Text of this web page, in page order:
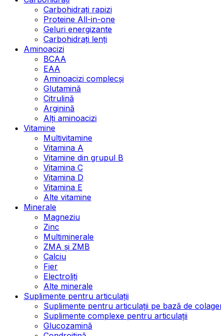
Carbohidrați rapizi
Proteine All-in-one
Geluri energizante
Carbohidrați lenți
Aminoacizi
BCAA
EAA
Aminoacizi complecși
Glutamină
Citrulină
Arginină
Alți aminoacizi
Vitamine
Multivitamine
Vitamina A
Vitamine din grupul B
Vitamina C
Vitamina D
Vitamina E
Alte vitamine
Minerale
Magneziu
Zinc
Multiminerale
ZMA și ZMB
Calciu
Fier
Electroliți
Alte minerale
Suplimente pentru articulații
Suplimente pentru articulații pe bază de
Suplimente complexe pentru articulații
Glucozamină